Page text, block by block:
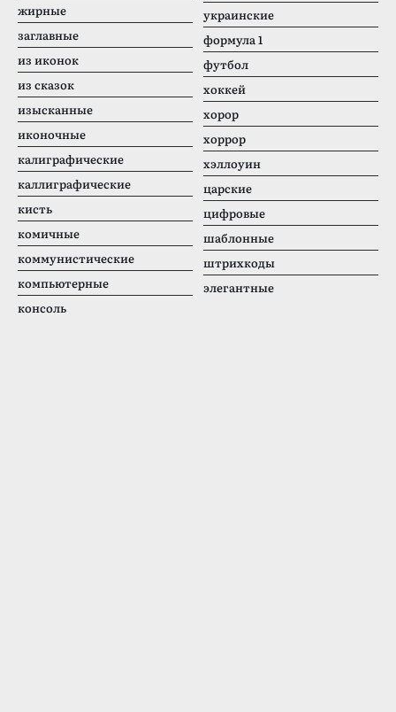
жирные
заглавные
из иконок
из сказок
изысканные
иконочные
калиграфические
каллиграфические
кисть
комичные
коммунистические
компьютерные
консоль
украинские
формула 1
футбол
хоккей
хорор
хоррор
хэллоуин
царские
цифровые
шаблонные
штрихкоды
элегантные